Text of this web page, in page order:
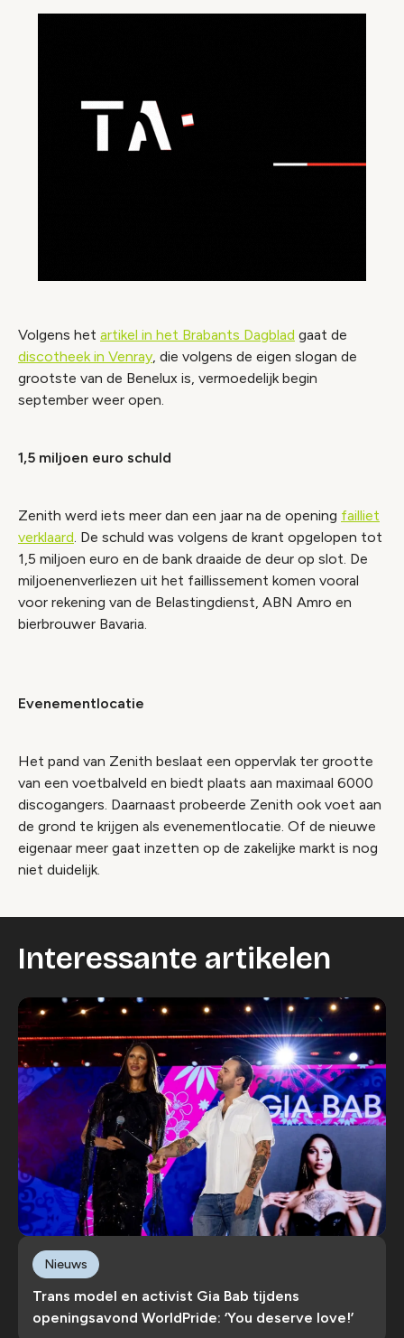
Volgens het artikel in het Brabants Dagblad gaat de
discotheek in Venray, die volgens de eigen slogan de
grootste van de Benelux is, vermoedelijk begin
september weer open.
1,5 miljoen euro schuld
Zenith werd iets meer dan een jaar na de opening failliet
verklaard. De schuld was volgens de krant opgelopen tot
1,5 miljoen euro en de bank draaide de deur op slot. De
miljoenenverliezen uit het faillissement komen vooral
voor rekening van de Belastingdienst, ABN Amro en
bierbrouwer Bavaria.
Evenementlocatie
Het pand van Zenith beslaat een oppervlak ter grootte
van een voetbalveld en biedt plaats aan maximaal 6000
discogangers. Daarnaast probeerde Zenith ook voet aan
de grond te krijgen als evenementlocatie. Of de nieuwe
eigenaar meer gaat inzetten op de zakelijke markt is nog
niet duidelijk.
Interessante artikelen
Trans model en activist Gia Bab tijdens
openingsavond WorldPride: ‘You deserve love!’
Nieuws